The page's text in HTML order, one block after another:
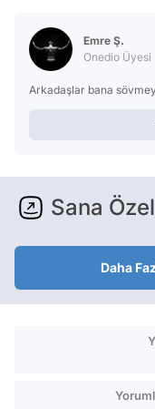
Emre Ş.
Onedio Üyesi
Arkadaşlar bana
Sana
Daha